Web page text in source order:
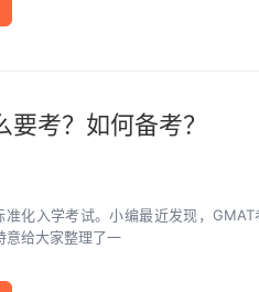
考？如何备考？
化入学考试。小编最近发现，
意给大家整理了一